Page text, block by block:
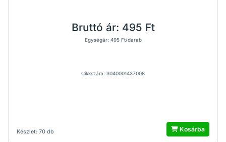
Készlet: 70 db
Bruttó ár: 495 Ft
Egységár: 495 Ft/darab
Cikkszám: 3040001437008
Kosárba